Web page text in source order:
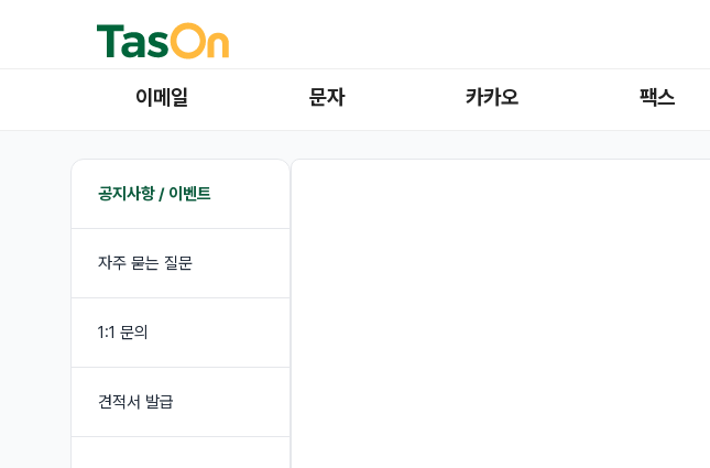
이메일 문자 카카오 팩스
공지사항 / 이벤트
자주 묻는 질문
1:1 문의
견적서 발급